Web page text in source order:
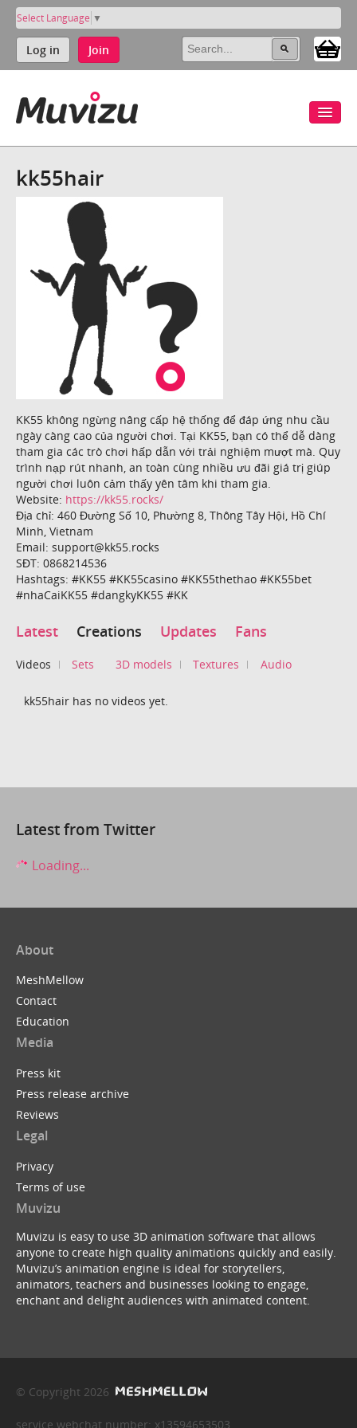
Select Language ▼
Log in Join
kk55hair
KK55 không ngừng nâng cấp hệ thống để đáp ứng nhu cầu
ngày càng cao của người chơi. Tại KK55, bạn có thể dễ dàng
tham gia các trò chơi hấp dẫn với trải nghiệm mượt mà. Quy
trình nạp rút nhanh, an toàn cùng nhiều ưu đãi giá trị giúp
người chơi luôn cảm thấy yên tâm khi tham gia.
Website: https://kk55.rocks/
Địa chỉ: 460 Đường Số 10, Phường 8, Thông Tây Hội, Hồ Chí
Minh, Vietnam
Email: support@kk55.rocks
SĐT: 0868214536
Hashtags: #KK55 #KK55casino #KK55thethao #KK55bet
#nhaCaiKK55 #dangkyKK55 #KK
Latest Creations Updates Fans
Videos Sets 3D models Textures Audio
kk55hair has no videos yet.
Latest from Twitter
Loading...
About
MeshMellow
Contact
Education
Media
Press kit
Press release archive
Reviews
Legal
Privacy
Terms of use
Muvizu
Muvizu is easy to use 3D animation software that allows
anyone to create high quality animations quickly and easily.
Muvizu’s animation engine is ideal for storytellers,
animators, teachers and businesses looking to engage,
enchant and delight audiences with animated content.
© Copyright 2026
service webchat number: x13594653503